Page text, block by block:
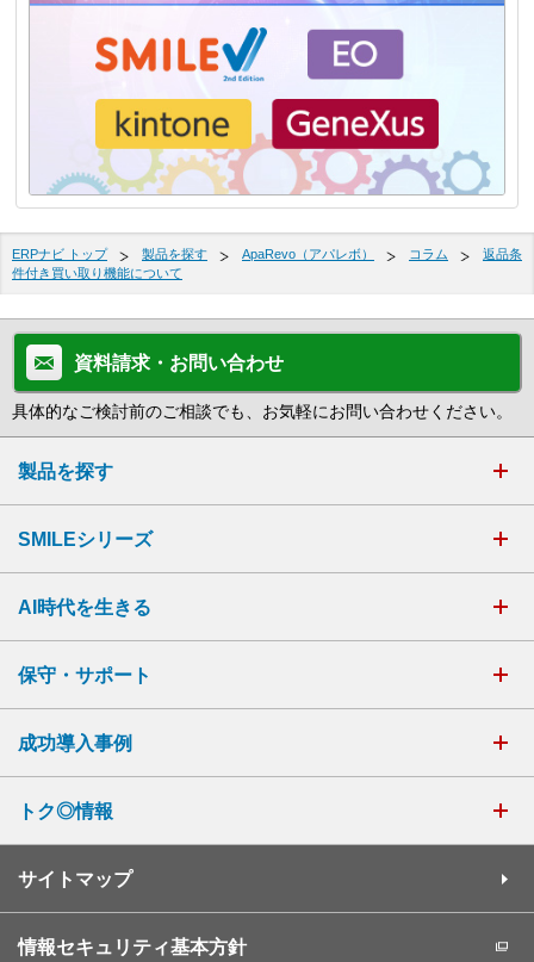
ERPナビ トップ 製品を探す ApaRevo（アパレボ） コラム
返品条
件付き買い取り機能について
資料請求・お問い合わせ
具体的なご検討前のご相談でも、お気軽にお問い合わせください。
製品を探す
SMILEシリーズ
AI時代を生きる
保守・サポート
成功導入事例
トク◎情報
サイトマップ
情報セキュリティ基本方針